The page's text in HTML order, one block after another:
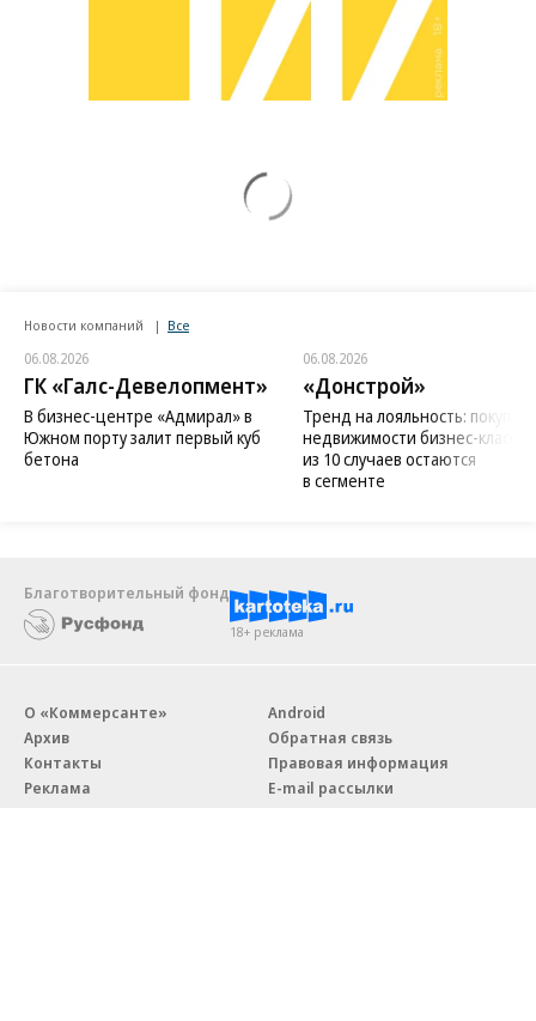
Новости компаний Все
06.08.2026
ГК «Галс-Девелопмент»
В бизнес-центре «Адмирал» в
Южном порту залит первый куб
бетона
06.08.2026
«Донстрой»
Тренд на лояльность:
недвижимости бизнес-класса
из 10 случаев остаются
в сегменте
Благотворительный фонд
18+ реклама
О «Коммерсанте»
Архив
Контакты
Реклама
Android
Обратная связь
Правовая информация
E-mail рассылки